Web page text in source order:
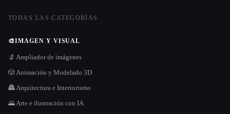
TODAS LAS CATEGORÍAS
🎨IMAGEN Y VISUAL
🔬 Ampliador de imágenes
🎲 Animación y Modelado 3D
🏯 Arquitectura e Interiorismo
🌄 Arte e ilustración con IA